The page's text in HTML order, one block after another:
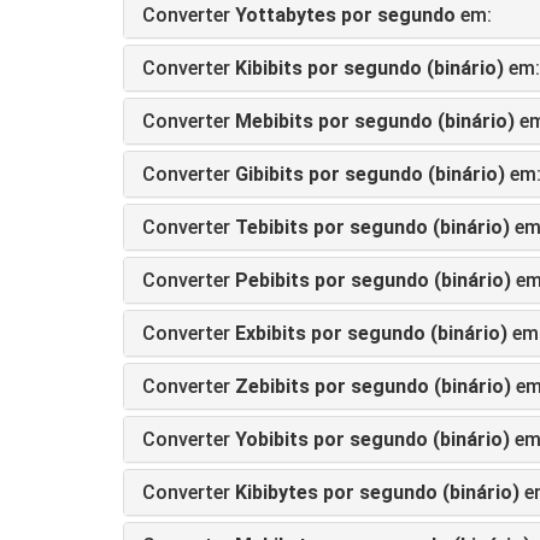
Converter Yottabytes por segundo em:
Converter Kibibits por segundo (binário) em:
Converter Mebibits por segundo (binário)
Converter Gibibits por segundo (binário) em:
Converter Tebibits por segundo (binário)
Converter Pebibits por segundo (binário)
Converter Exbibits por segundo (binário)
Converter Zebibits por segundo (binário)
Converter Yobibits por segundo (binário)
Converter Kibibytes por segundo (binário)